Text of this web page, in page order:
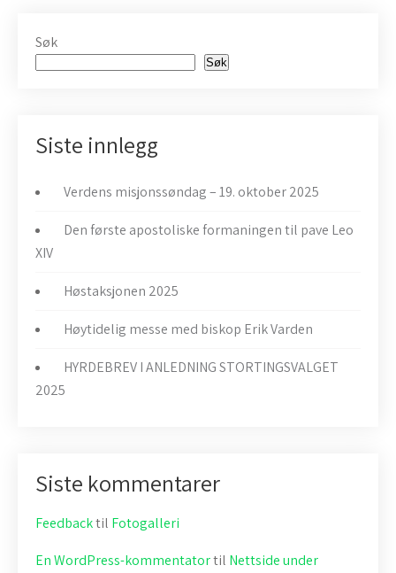
Søk
Søk
Siste innlegg
Verdens misjonssøndag – 19. oktober 2025
Den første apostoliske formaningen til pave Leo
XIV
Høstaksjonen 2025
Høytidelig messe med biskop Erik Varden
HYRDEBREV I ANLEDNING STORTINGSVALGET
2025
Siste kommentarer
Feedbacktil Fotogalleri
En WordPress-kommentatortil Nettside under